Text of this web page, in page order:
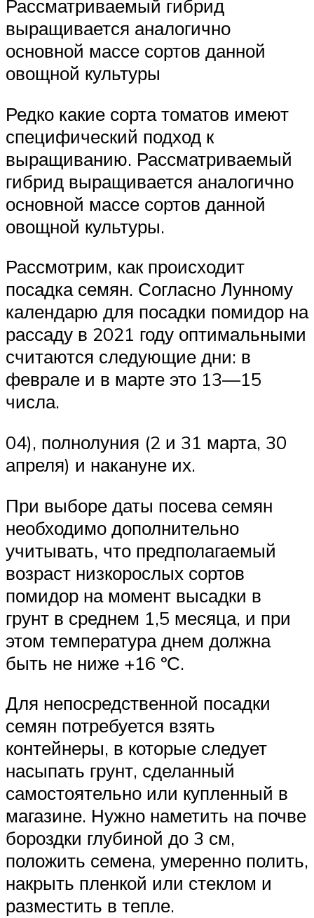
Рассматриваемый гибрид
выращивается аналогично
основной массе сортов данной
овощной культуры
Редко какие сорта томатов имеют
специфический подход к
выращиванию. Рассматриваемый
гибрид выращивается аналогично
основной массе сортов данной
овощной культуры.
Рассмотрим, как происходит
посадка семян. Согласно Лунному
календарю для посадки помидор на
рассаду в 2021 году оптимальными
считаются следующие дни: в
феврале и в марте это 13—15
числа.
04), полнолуния (2 и 31 марта, 30
апреля) и накануне их.
При выборе даты посева семян
необходимо дополнительно
учитывать, что предполагаемый
возраст низкорослых сортов
помидор на момент высадки в
грунт в среднем 1,5 месяца, и при
этом температура днем должна
быть не ниже +16 ºС.
Для непосредственной посадки
семян потребуется взять
контейнеры, в которые следует
насыпать грунт, сделанный
самостоятельно или купленный в
магазине. Нужно наметить на почве
бороздки глубиной до 3 см,
положить семена, умеренно полить,
накрыть пленкой или стеклом и
разместить в тепле.